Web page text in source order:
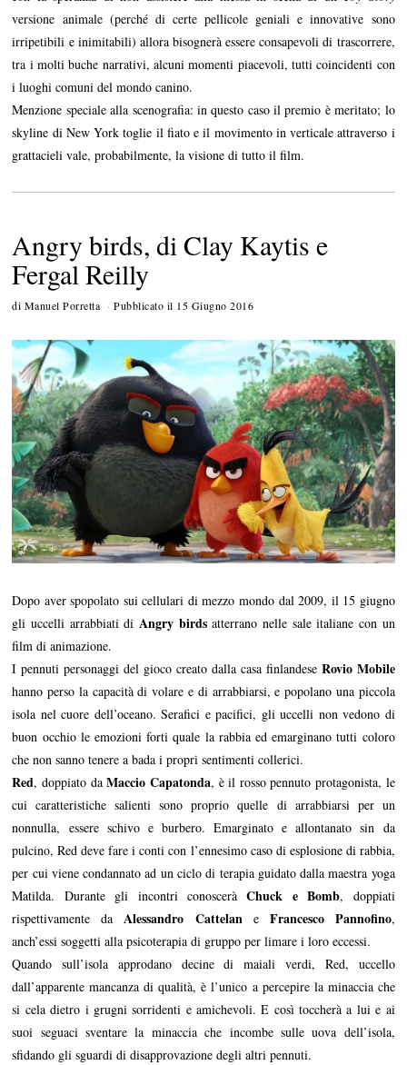
versione animale (perché di certe pellicole geniali e innovative sono
irripetibili e inimitabili) allora bisognerà essere consapevoli di trascorrere,
tra i molti buche narrativi, alcuni momenti piacevoli, tutti coincidenti con
i luoghi comuni del mondo canino.
Menzione speciale alla scenografia: in questo caso il premio è meritato; lo
skyline di New York toglie il fiato e il movimento in verticale attraverso i
grattacieli vale, probabilmente, la visione di tutto il film.
Angry birds, di Clay Kaytis e
Fergal Reilly
di Manuel Porretta Pubblicato il 15 Giugno 2016
Dopo aver spopolato sui cellulari di mezzo mondo dal 2009, il 15 giugno
gli uccelli arrabbiati diAngry birdsatterrano nelle sale italiane con un
film di animazione.
I pennuti personaggi del gioco creato dalla casa finlandese Rovio Mobile
hanno perso la capacità di volare e di arrabbiarsi, e popolano una piccola
isola nel cuore dell’oceano. Serafici e pacifici, gli uccelli non vedono di
buon occhio le emozioni forti quale la rabbia ed emarginano tutti coloro
che non sanno tenere a bada i propri sentimenti collerici.
Red, doppiato daMaccio Capatonda, è il rosso pennuto protagonista, le
cui caratteristiche salienti sono proprio quelle di arrabbiarsi per un
nonnulla, essere schivo e burbero. Emarginato e allontanato sin da
pulcino, Red deve fare i conti con l’ennesimo caso di esplosione di rabbia,
per cui viene condannato ad un ciclo di terapia guidato dalla maestra yoga
Matilda. Durante gli incontri conosceràChuck e Bomb, doppiati
rispettivamente daAlessandro Cattelane Francesco Pannofino,
anch’essi soggetti alla psicoterapia di gruppo per limare i loro eccessi.
Quando sull’isola approdano decine di maiali verdi, Red, uccello
dall’apparente mancanza di qualità, è l’unico a percepire la minaccia che
si cela dietro i grugni sorridenti e amichevoli. E così toccherà a lui e ai
suoi seguaci sventare la minaccia che incombe sulle uova dell’isola,
sfidando gli sguardi di disapprovazione degli altri pennuti.